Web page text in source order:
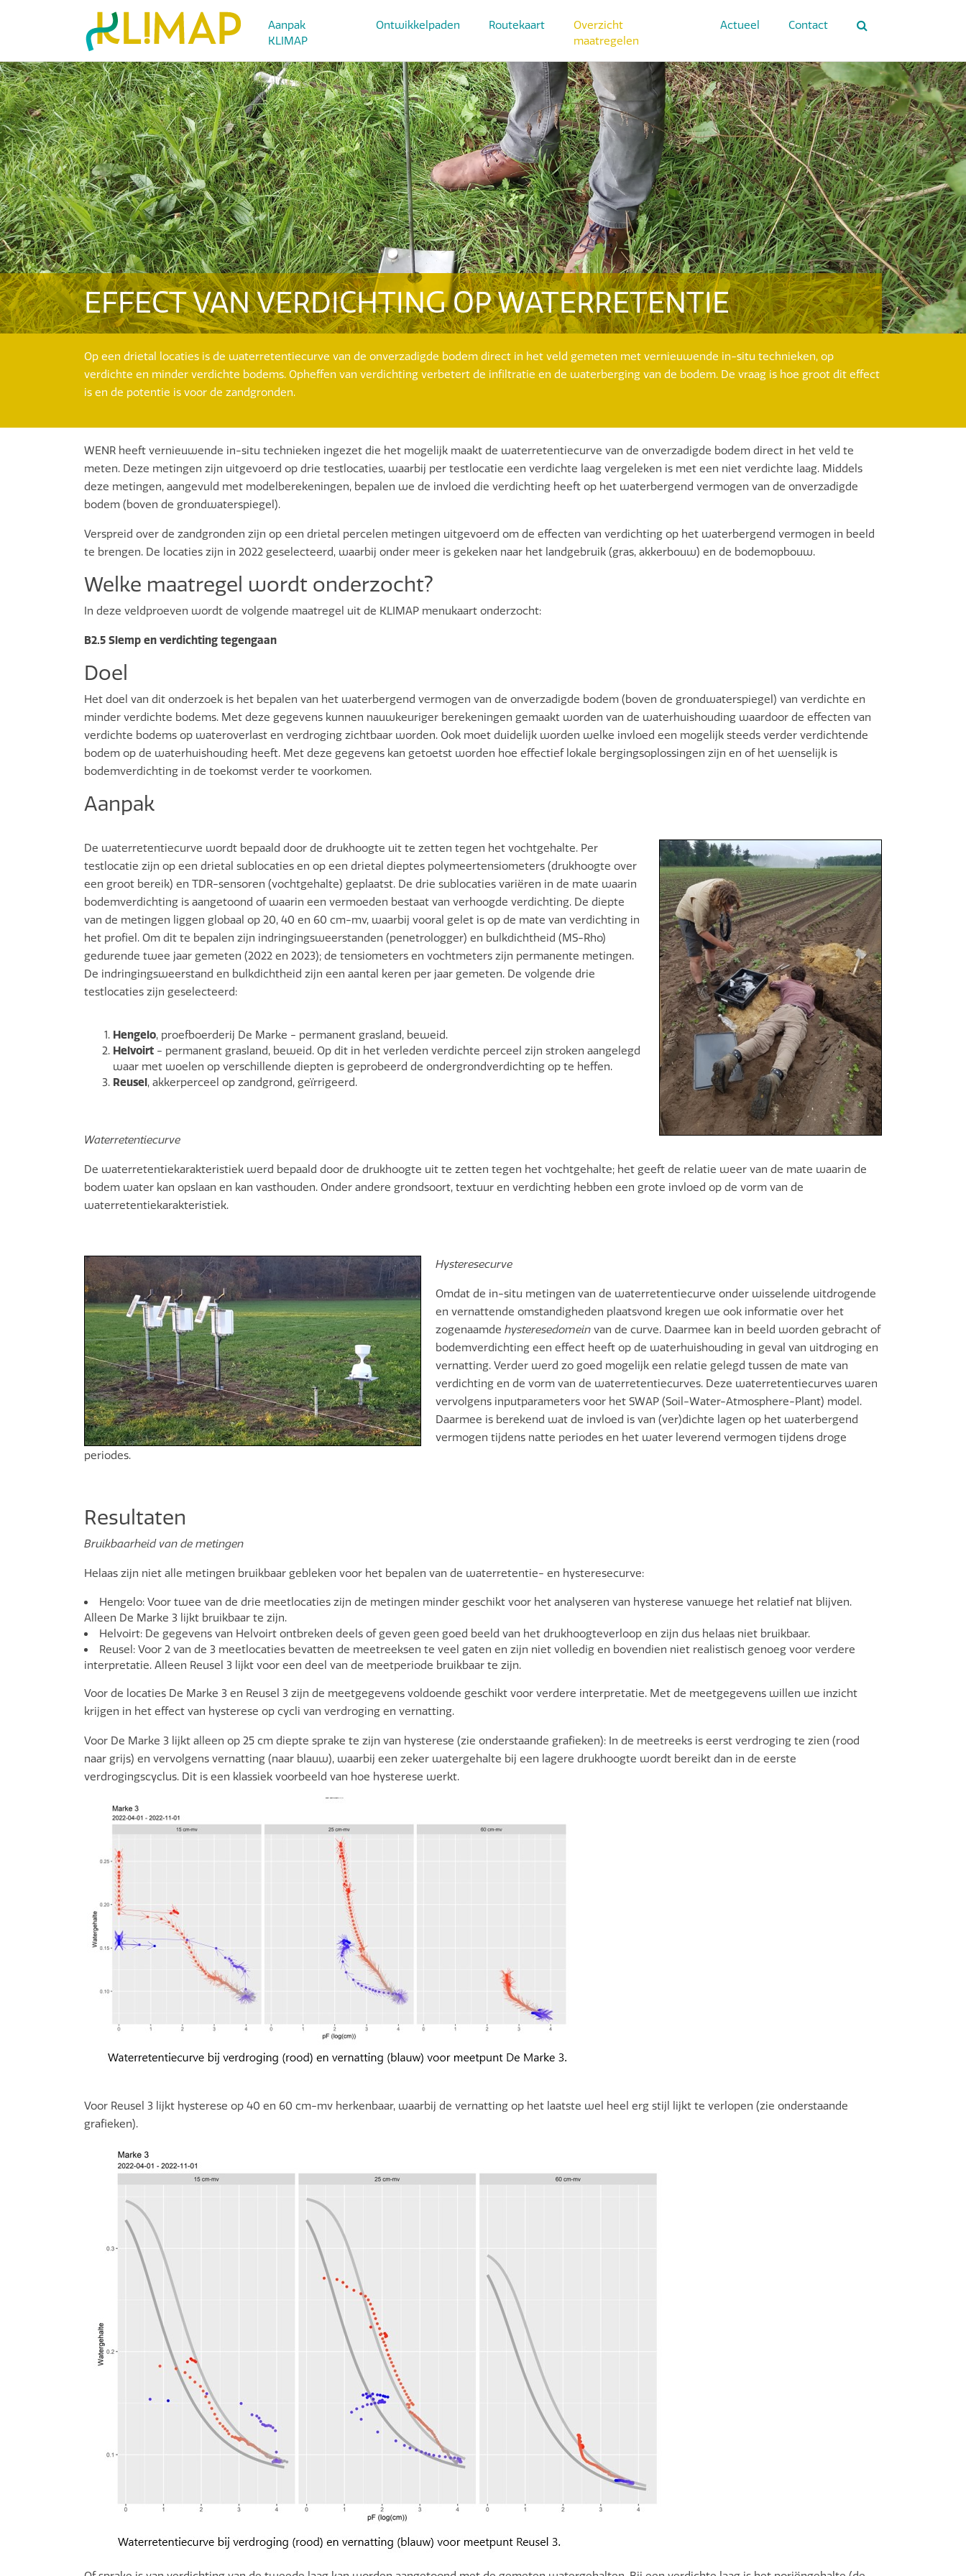
Aanpak
KLIMAP
Ontwikkelpaden Routekaart
Overzicht
maatregelen
Actueel Contact
EFFECT VAN VERDICHTING OP WATERRETENTIE
Op een drietal locaties is de waterretentiecurve van de onverzadigde bodem direct in het veld gemeten met vernieuwende in-situ technieken, op
verdichte en minder verdichte bodems. Opheffen van verdichting verbetert de infiltratie en de waterberging van de bodem. De vraag is hoe groot dit effect
is en de potentie is voor de zandgronden.
WENR heeft vernieuwende in-situ technieken ingezet die het mogelijk maakt de waterretentiecurve van de onverzadigde bodem direct in het veld te
meten. Deze metingen zijn uitgevoerd op drie testlocaties, waarbij per testlocatie een verdichte laag vergeleken is met een niet verdichte laag. Middels
deze metingen, aangevuld met modelberekeningen, bepalen we de invloed die verdichting heeft op het waterbergend vermogen van de onverzadigde
bodem (boven de grondwaterspiegel).
Verspreid over de zandgronden zijn op een drietal percelen metingen uitgevoerd om de effecten van verdichting op het waterbergend vermogen in beeld
te brengen. De locaties zijn in 2022 geselecteerd, waarbij onder meer is gekeken naar het landgebruik (gras, akkerbouw) en de bodemopbouw.
Welke maatregel wordt onderzocht?
In deze veldproeven wordt de volgende maatregel uit de KLIMAP menukaart onderzocht:
B2.5 Slemp en verdichting tegengaan
Doel
Het doel van dit onderzoek is het bepalen van het waterbergend vermogen van de onverzadigde bodem (boven de grondwaterspiegel) van verdichte en
minder verdichte bodems. Met deze gegevens kunnen nauwkeuriger berekeningen gemaakt worden van de waterhuishouding waardoor de effecten van
verdichte bodems op wateroverlast en verdroging zichtbaar worden. Ook moet duidelijk worden welke invloed een mogelijk steeds verder verdichtende
bodem op de waterhuishouding heeft. Met deze gegevens kan getoetst worden hoe effectief lokale bergingsoplossingen zijn en of het wenselijk is
bodemverdichting in de toekomst verder te voorkomen.
Aanpak
De waterretentiecurve wordt bepaald door de drukhoogte uit te zetten tegen het vochtgehalte. Per
testlocatie zijn op een drietal sublocaties en op een drietal dieptes polymeertensiometers (drukhoogte over
een groot bereik) en TDR-sensoren (vochtgehalte) geplaatst. De drie sublocaties variëren in de mate waarin
bodemverdichting is aangetoond of waarin een vermoeden bestaat van verhoogde verdichting. De diepte
van de metingen liggen globaal op 20, 40 en 60 cm-mv, waarbij vooral gelet is op de mate van verdichting in
het profiel. Om dit te bepalen zijn indringingsweerstanden (penetrologger) en bulkdichtheid (MS-Rho)
gedurende twee jaar gemeten (2022 en 2023); de tensiometers en vochtmeters zijn permanente metingen.
De indringingsweerstand en bulkdichtheid zijn een aantal keren per jaar gemeten. De volgende drie
testlocaties zijn geselecteerd:
Hengelo, proefboerderij De Marke - permanent grasland, beweid.
Helvoirt - permanent grasland, beweid. Op dit in het verleden verdichte perceel zijn stroken aangelegd
waar met woelen op verschillende diepten is geprobeerd de ondergrondverdichting op te heffen.
Reusel, akkerperceel op zandgrond, geïrrigeerd.
Waterretentiecurve
De waterretentiekarakteristiek werd bepaald door de drukhoogte uit te zetten tegen het vochtgehalte; het geeft de relatie weer van de mate waarin de
bodem water kan opslaan en kan vasthouden. Onder andere grondsoort, textuur en verdichting hebben een grote invloed op de vorm van de
waterretentiekarakteristiek.
Hysteresecurve
Omdat de in-situ metingen van de waterretentiecurve onder wisselende uitdrogende
en vernattende omstandigheden plaatsvond kregen we ook informatie over het
zogenaamde hysteresedomein van de curve. Daarmee kan in beeld worden gebracht of
bodemverdichting een effect heeft op de waterhuishouding in geval van uitdroging en
vernatting. Verder werd zo goed mogelijk een relatie gelegd tussen de mate van
verdichting en de vorm van de waterretentiecurves. Deze waterretentiecurves waren
vervolgens inputparameters voor het SWAP (Soil-Water-Atmosphere-Plant) model.
Daarmee is berekend wat de invloed is van (ver)dichte lagen op het waterbergend
vermogen tijdens natte periodes en het water leverend vermogen tijdens droge
periodes.
Resultaten
Bruikbaarheid van de metingen
Helaas zijn niet alle metingen bruikbaar gebleken voor het bepalen van de waterretentie- en hysteresecurve:
Hengelo: Voor twee van de drie meetlocaties zijn de metingen minder geschikt voor het analyseren van hysterese vanwege het relatief nat blijven.
Alleen De Marke 3 lijkt bruikbaar te zijn.
Helvoirt: De gegevens van Helvoirt ontbreken deels of geven geen goed beeld van het drukhoogteverloop en zijn dus helaas niet bruikbaar.
Reusel : Voor 2 van de 3 meetlocaties bevatten de meetreeksen te veel gaten en zijn niet volledig en bovendien niet realistisch genoeg voor verdere
interpretatie. Alleen Reusel 3 lijkt voor een deel van de meetperiode bruikbaar te zijn.
Voor de locaties De Marke 3 en Reusel 3 zijn de meetgegevens voldoende geschikt voor verdere interpretatie. Met de meetgegevens willen we inzicht
krijgen in het effect van hysterese op cycli van verdroging en vernatting.
Voor De Marke 3 lijkt alleen op 25 cm diepte sprake te zijn van hysterese (zie onderstaande grafieken): In de meetreeks is eerst verdroging te zien (rood
naar grijs) en vervolgens vernatting (naar blauw), waarbij een zeker watergehalte bij een lagere drukhoogte wordt bereikt dan in de eerste
verdrogingscyclus. Dit is een klassiek voorbeeld van hoe hysterese werkt.
Voor Reusel 3 lijkt hysterese op 40 en 60 cm-mv herkenbaar, waarbij de vernatting op het laatste wel heel erg stijl lijkt te verlopen (zie onderstaande
grafieken).